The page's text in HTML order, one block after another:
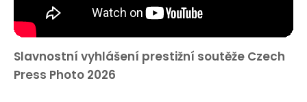
Slavnostní vyhlášení prestižní soutěže Czech
Press Photo 2026